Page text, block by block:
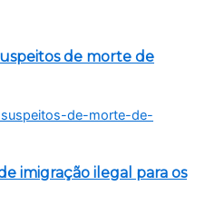
de morte de
imigração ilegal para os